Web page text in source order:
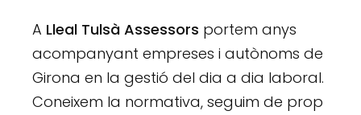
A Lleal Tulsà Assessors portem anys
acompanyant empreses i autònoms de
Girona en la gestió del dia a dia laboral.
Coneixem la normativa, seguim de prop